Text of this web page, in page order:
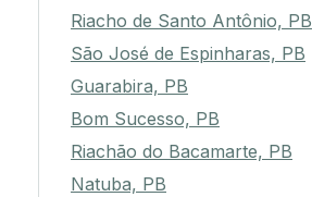
Riacho de Santo Antônio, PB
São José de Espinharas, PB
Guarabira, PB
Bom Sucesso, PB
Riachão do Bacamarte, PB
Natuba, PB